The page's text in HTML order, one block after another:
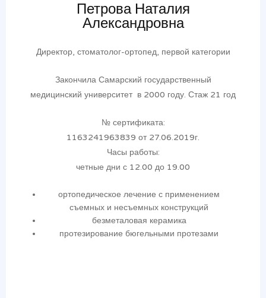
Петрова Наталия
Александровна
Директор, стоматолог-ортопед, первой категории
Закончила Самарский государственный
медицинский университет в 2000 году. Стаж 21 год
№ сертификата:
1163241963839 от 27.06.2019г.
Часы работы:
четные дни с 12.00 до 19.00
ортопедическое лечение с применением
съемных и несъемных конструкций
безметаловая керамика
протезирование бюгельными протезами